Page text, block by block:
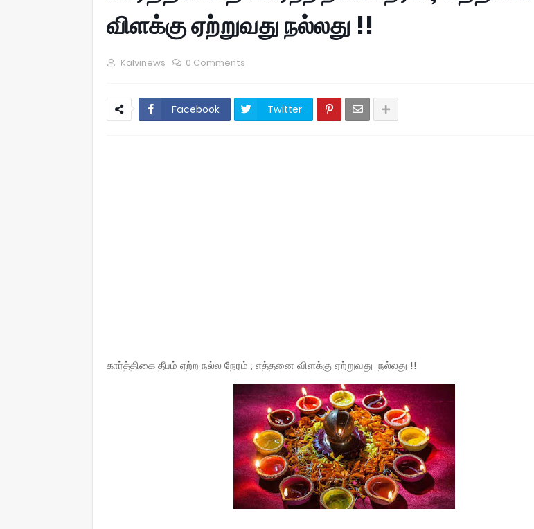
விளக்கு ஏற்றுவது நல்லது !!
Kalvinews 0 Comments
Facebook Twitter
கார்த்திகை தீபம் ஏற்ற நல்ல நேரம் ; எத்தனை விளக்கு ஏற்றுவது நல்லது !!